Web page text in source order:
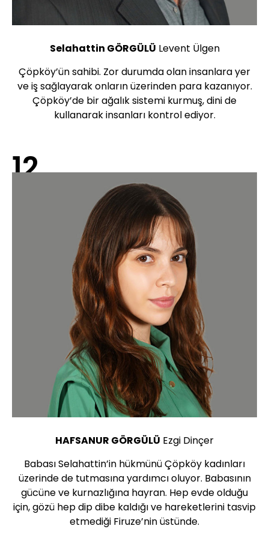
Selahattin GÖRGÜLÜ Levent Ülgen
Çöpköy’ün sahibi. Zor durumda olan insanlara yer
ve iş sağlayarak onların üzerinden para kazanıyor.
Çöpköy’de bir ağalık sistemi kurmuş, dini de
kullanarak insanları kontrol ediyor.
12
HAFSANUR GÖRGÜLÜ Ezgi Dinçer
Babası Selahattin’in hükmünü Çöpköy kadınları
üzerinde de tutmasına yardımcı oluyor. Babasının
gücüne ve kurnazlığına hayran. Hep evde olduğu
için, gözü hep dip dibe kaldığı ve hareketlerini tasvip
etmediği Firuze’nin üstünde.